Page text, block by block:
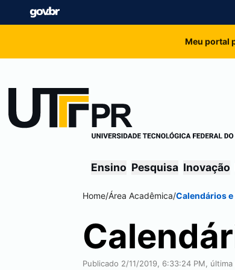
Meu portal
Ensino Pesquisa Inovação
Home/Área Acadêmica/Calendários
Publicado 2/11/2019, 6:33:24 PM,